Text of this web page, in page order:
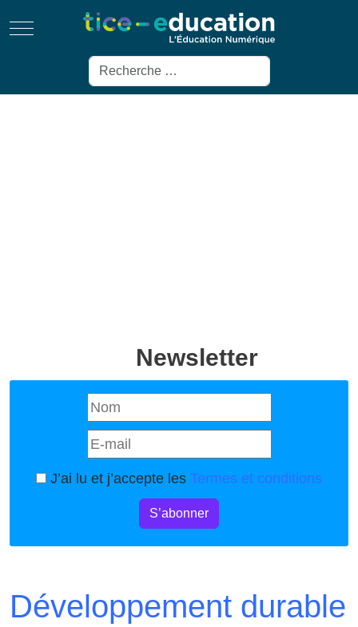
Mobile Menu Toggle
Rechercher
Newsletter
J’ai lu et j’accepte les Termes et conditions
S’abonner
Développement durable